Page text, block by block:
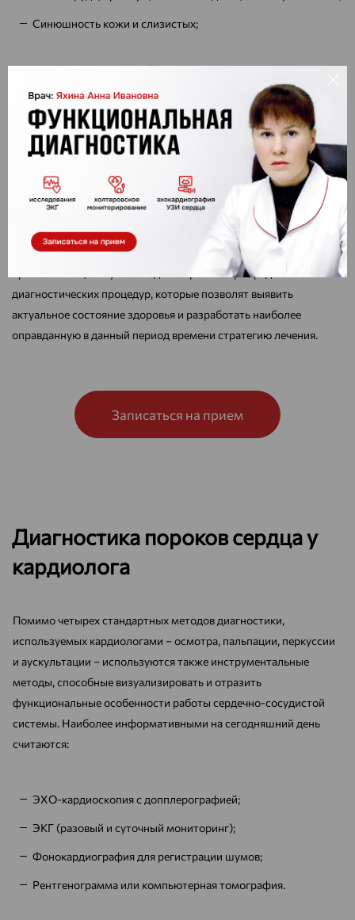
Синюшность кожи и слизистых;
Сухой кашель, который усиливается после нагрузок или по
ночам.
Набухание шейных вен;
Изменение тонов сердца.
При различной локализации пороков сердца возможны
различные варианты симптомов – как субъективных, так и
объективных. Однако для точного выявления масштаба
проблемы пациенту необходимо пройти через ряд
диагностических процедур, которые позволят выявить
актуальное состояние здоровья и разработать наиболее
оправданную в данный период времени стратегию лечения.
Записаться на прием
Диагностика пороков сердца у
кардиолога
Помимо четырех стандартных методов диагностики,
используемых кардиологами – осмотра, пальпации, перкуссии
и аускультации – используются также инструментальные
методы, способные визуализировать и отразить
функциональные особенности работы сердечно-сосудистой
системы. Наиболее информативными на сегодняшний день
считаются:
ЭХО-кардиоскопия с допплерографией;
ЭКГ (разовый и суточный мониторинг);
Фонокардиография для регистрации шумов;
Рентгенограмма или компьютерная томография.